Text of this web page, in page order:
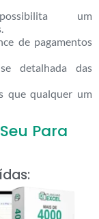
um
de pagamentos
detalhada das
que qualquer um
Para